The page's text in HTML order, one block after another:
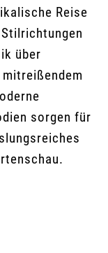
Reise
über
sorgen für